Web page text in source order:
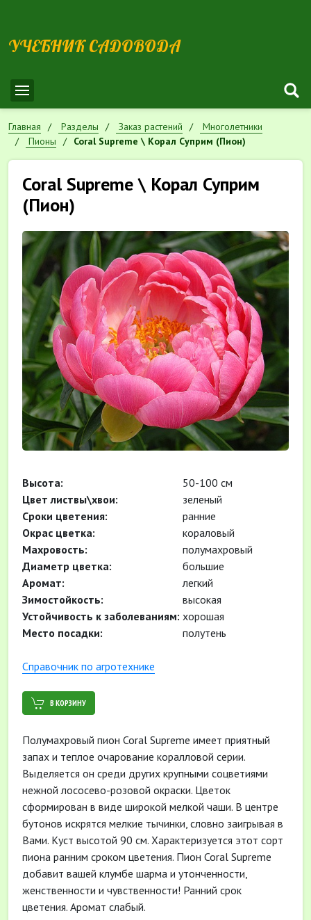
УЧЕБНИК САДОВОДА
Главная Разделы Заказ растений
Многолетники
Пионы
Coral Supreme \ Корал Суприм (Пион)
Coral Supreme \ Корал Суприм
(Пион)
Высота:
50-100 см
Цвет листвы\хвои:
зеленый
Cроки цветения:
ранние
Окрас цветка:
кораловый
Махровость:
полумахровый
Диаметр цветка:
большие
Аромат:
легкий
Зимостойкость:
высокая
Устойчивость к заболеваниям: хорошая
Место посадки:
полутень
Cправочник по агротехнике
В КОРЗИНУ
Полумахровый пион Coral Supreme имеет приятный
запах и теплое очарование коралловой серии.
Выделяется он среди других крупными соцветиями
нежной лососево-розовой окраски. Цветок
сформирован в виде широкой мелкой чаши. В центре
бутонов искрятся мелкие тычинки, словно заигрывая в
Вами. Куст высотой 90 см. Характеризуется этот сорт
пиона ранним сроком цветения. Пион Coral Supreme
добавит вашей клумбе шарма и утонченности,
женственности и чувственности! Ранний срок
цветения. Аромат слабый.